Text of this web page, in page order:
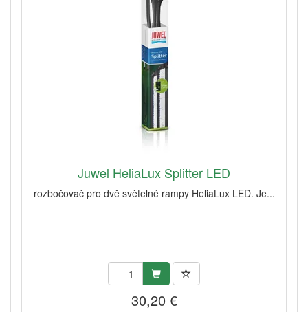
Juwel HeliaLux Splitter LED
rozbočovač pro dvě světelné rampy HeliaLux LED. Je...
30,20 €